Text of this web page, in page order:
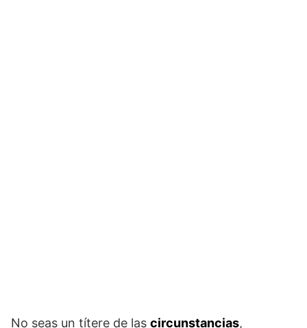
No seas un títere de las circunstancias,